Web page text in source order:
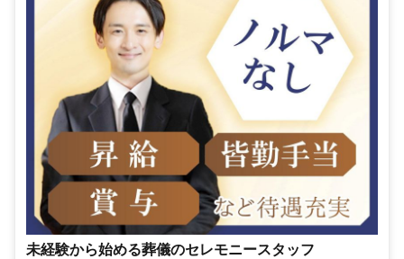
未経験から始める葬儀のセレモニースタッフ